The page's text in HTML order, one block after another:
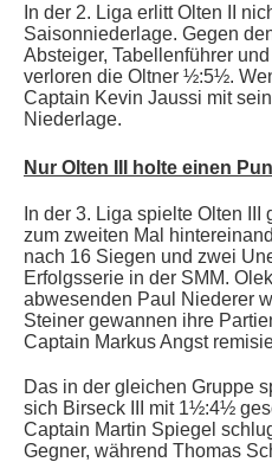
In der 2. Liga erlitt Olten II
Saisonniederlage. Gegen
Absteiger, Tabellenführer
verloren die Oltner ½:5½.
Captain Kevin Jaussi mit
Niederlage.
Nur Olten III holte einen
In der 3. Liga spielte Olten III
zum zweiten Mal
nach 16 Siegen und zwei
Erfolgsserie in der SMM.
abwesenden Paul Niederer
Steiner gewannen ihre
Captain Markus Angst
Das in der gleichen Gruppe
sich Birseck III mit 1½:4½
Captain Martin Spiegel
Gegner, während Thomas